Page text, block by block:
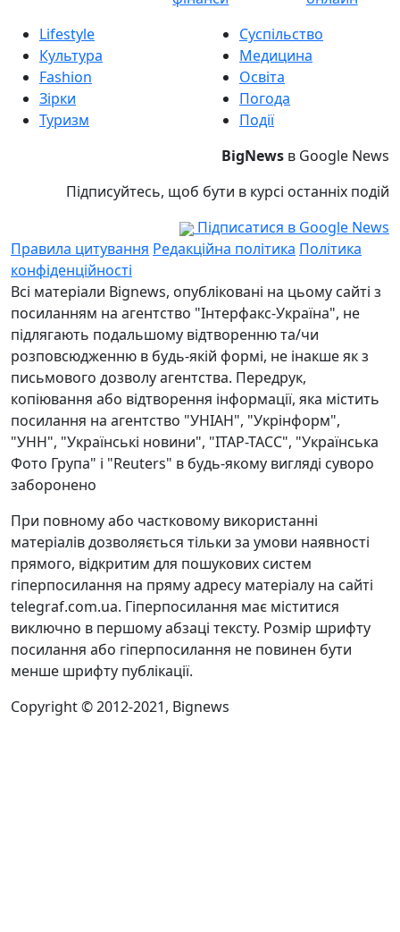
Lifestyle
Культура
Fashion
Зірки
Туризм
Суспільство
Медицина
Освіта
Погода
Події
BigNews в Google News
Підписуйтесь, щоб бути в курсі останніх подій
Підписатися в Google News
Правила цитування Редакційна політика Політика
конфіденційності
Всі матеріали Bignews, опубліковані на цьому сайті з
посиланням на агентство "Інтерфакс-Україна", не
підлягають подальшому відтворенню та/чи
розповсюдженню в будь-якій формі, не інакше як з
письмового дозволу агентства. Передрук,
копіювання або відтворення інформації, яка містить
посилання на агентство "УНІАН", "Укрінформ",
"УНН", "Українські новини", "ІТАР-ТАСС", "Українська
Фото Група" і "Reuters" в будь-якому вигляді суворо
заборонено
При повному або частковому використанні
матеріалів дозволяється тільки за умови наявності
прямого, відкритим для пошукових систем
гіперпосилання на пряму адресу матеріалу на сайті
telegraf.com.ua. Гіперпосилання має міститися
виключно в першому абзаці тексту. Розмір шрифту
посилання або гіперпосилання не повинен бути
менше шрифту публікації.
Copyright © 2012-2021, Bignews